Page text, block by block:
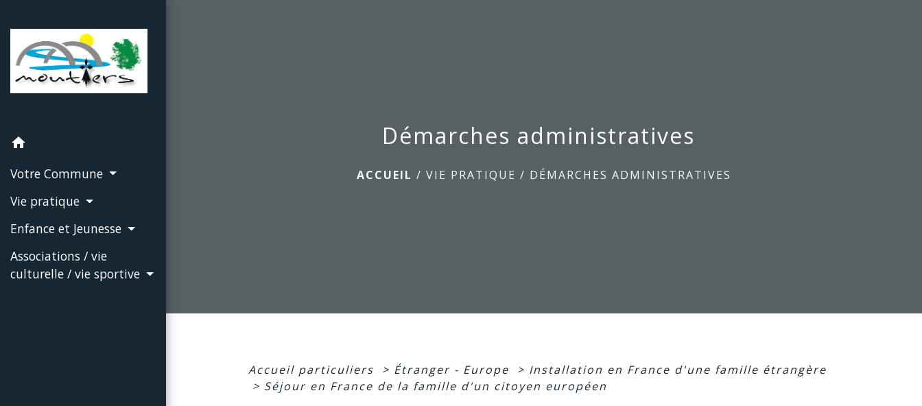
home
Votre Commune
Vie pratique
Enfance et Jeunesse
Associations / vie
culturelle / vie sportive
Démarches administratives
ACCUEIL / VIE PRATIQUE / DÉMARCHES ADMINISTRATIVES
Accueil particuliers > Étranger - Europe > Installation en France d'une famille étrangère
> Séjour en France de la famille d'un citoyen européen